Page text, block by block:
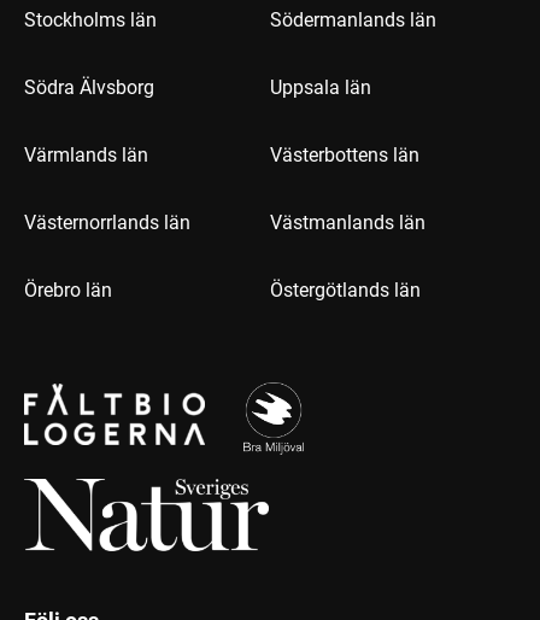
Stockholms län Södermanlands län
Södra Älvsborg Uppsala län
Värmlands län Västerbottens län
Västernorrlands län Västmanlands län
Örebro län Östergötlands län